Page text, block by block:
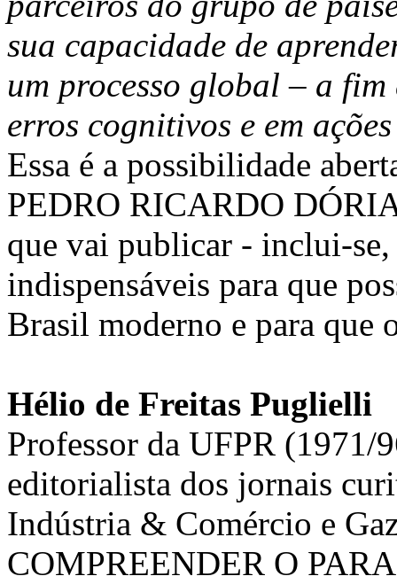
sua capacidade de
um processo global – a
erros cognitivos e em
Essa é a possibilidade
PEDRO RICARDO
que vai publicar - inclui-se,
indispensáveis para que
Brasil moderno e para que
Hélio de Freitas Puglielli
Professor da UFPR (1971/
editorialista dos jornais
Indústria & Comércio e
COMPREENDER O